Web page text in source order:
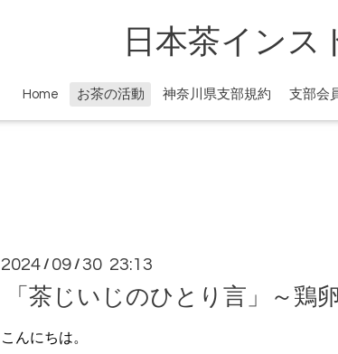
日本茶インス
Home お茶の活動 神奈川県支部規約 支部会
2024 / 09 /30 23:13
「茶じいじのひとり言」～鶏
こんにちは。